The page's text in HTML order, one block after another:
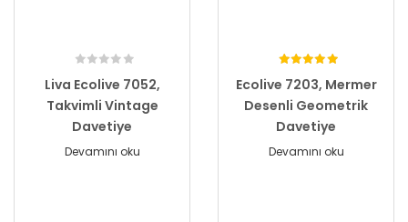
Liva Ecolive 7052,
Takvimli Vintage
Davetiye
Devamını oku
Ecolive 7203, Mermer
Desenli Geometrik
Davetiye
Devamını oku